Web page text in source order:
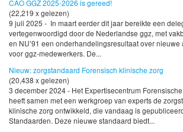
CAO GGZ 2025-2026 is gereed!
(22,219 x gelezen)
9 juli 2025 - In maart eerder dit jaar bereikte een
vertegenwoordigd door de Nederlandse ggz, met
en NU’91 een onderhandelingsresultaat over
voor ggz-medewerkers. De...
Nieuw: zorgstandaard Forensisch klinische zorg
(20,438 x gelezen)
3 december 2024 - Het Expertisecentrum
heeft samen met een werkgroep van experts de
klinische zorg ontwikkeld, die vandaag is
Standaarden. Deze nieuwe standaard biedt...